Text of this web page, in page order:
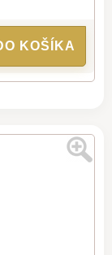
KOŠÍKA